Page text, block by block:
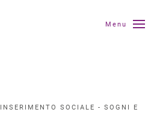
Menu
INSERIMENTO SOCIALE - SOGNI E